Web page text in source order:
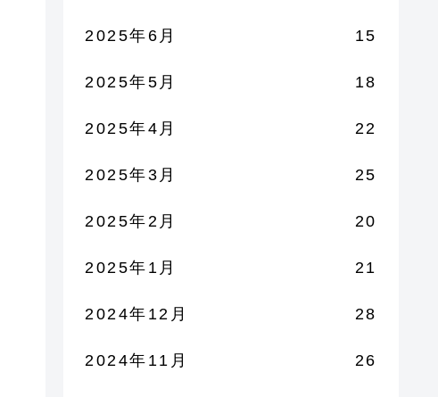
2025年6月 15
2025年5月 18
2025年4月 22
2025年3月 25
2025年2月 20
2025年1月 21
2024年12月 28
2024年11月 26